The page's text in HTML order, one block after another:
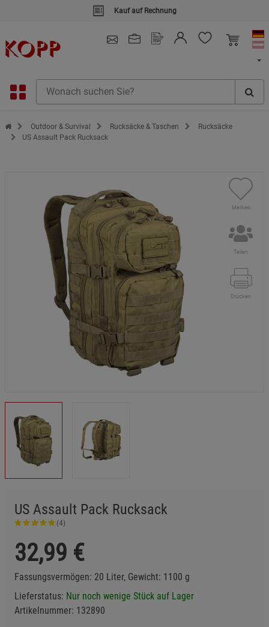
Kauf auf Rechnung
Zur Startseite des Kopp Verlag Online-Shop
Outdoor & Survival Rucksäcke & Taschen
Rucksäcke
US Assault Pack Rucksack
Merken
Teilen
Drucken
US Assault Pack Rucksack
(4)
32,99 €
Fassungsvermögen: 20 Liter, Gewicht: 1100 g
Lieferstatus: Nur noch wenige Stück auf Lager
Artikelnummer: 132890